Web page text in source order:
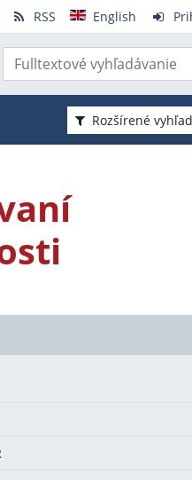
RSS English
Rozšírené